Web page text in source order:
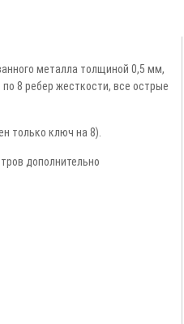
металла толщиной 0,5 мм,
8 ребер жесткости, все острые
только ключ на 8).
дополнительно